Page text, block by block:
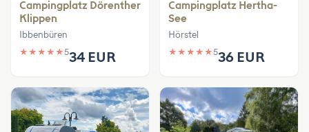
Campingplatz Dörenther
Klippen
Ibbenbüren
★ ★ ★ ★ ★534 EUR
Campingplatz Hertha-
See
Hörstel
★ ★ ★ ★ ★536 EUR